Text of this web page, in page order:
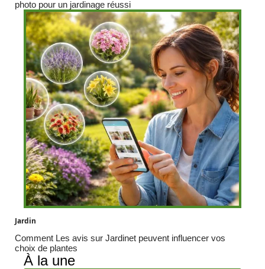
photo pour un jardinage réussi
Jardin
Comment Les avis sur Jardinet peuvent influencer vos
choix de plantes
À la une